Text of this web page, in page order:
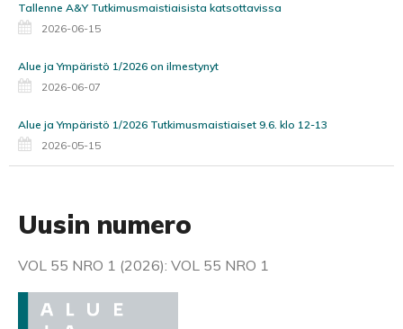
Tallenne A&Y Tutkimusmaistiaisista katsottavissa
2026-06-15
Alue ja Ympäristö 1/2026 on ilmestynyt
2026-06-07
Alue ja Ympäristö 1/2026 Tutkimusmaistiaiset 9.6. klo 12-13
2026-05-15
Uusin numero
VOL 55 NRO 1 (2026): VOL 55 NRO 1